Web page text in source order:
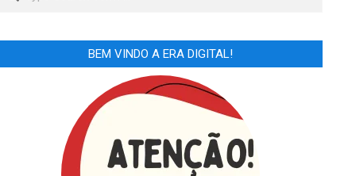
BEM VINDO A ERA DIGITAL!